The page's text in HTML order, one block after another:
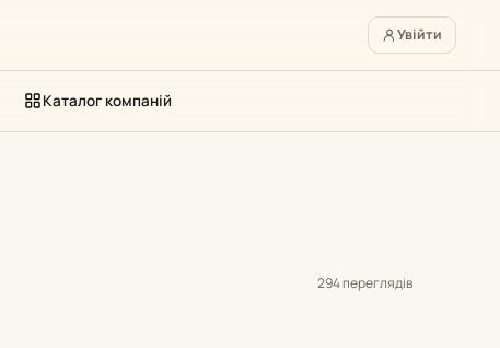
Увійти
Каталог компаній
294 переглядів